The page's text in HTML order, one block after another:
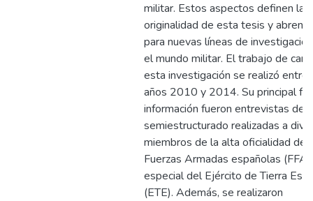
militar. Estos aspectos definen la
originalidad de esta tesis y abren
para nuevas líneas de
el mundo militar. El trabajo de
esta investigación se realizó entre
años 2010 y 2014. Su principal
información fueron entrevistas de
semiestructurado realizadas a
miembros de la alta oficialidad de
Fuerzas Armadas españolas
especial del Ejército de Tierra
(ETE). Además, se realizaron